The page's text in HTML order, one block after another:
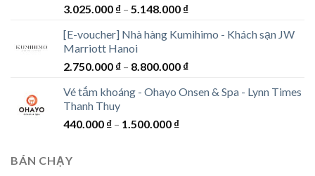
đến
3.025.000 ₫ – 5.148.000 ₫Khoảng
từ
đến
[E-voucher] Nhà hàng Kumihimo - Khách sạn JW
Marriott Hanoi
2.750.000 ₫ – 8.800.000 ₫Khoảng
từ
Vé tắm khoáng - Ohayo Onsen & Spa - Lynn Times
Thanh Thuy
440.000 ₫ – 1.500.000 ₫Khoảng
BÁN CHẠY